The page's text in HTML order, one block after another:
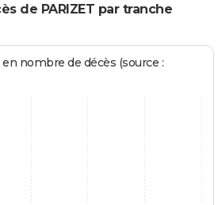
de PARIZET par tranche
nombre de décès (source :